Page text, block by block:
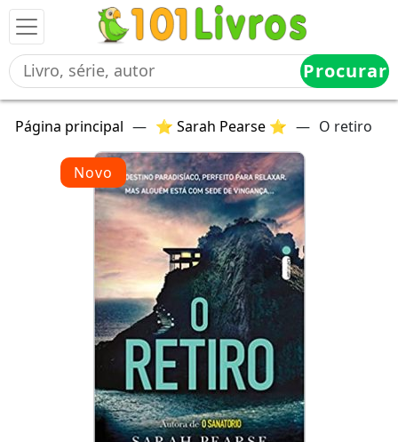
Procurar
Página principal — ⭐ Sarah Pearse ⭐ — O retiro
Novo